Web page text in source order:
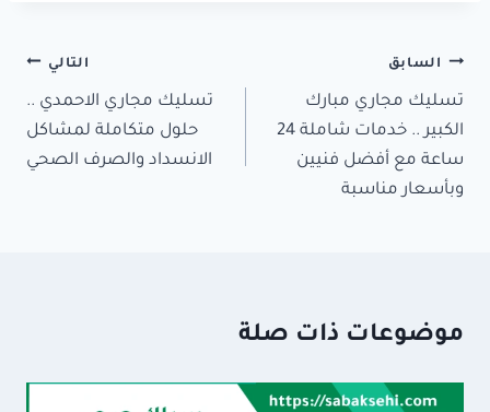
تصفّح
المقالات
السابق
تسليك مجاري مبارك
الكبير .. خدمات شاملة 24
ساعة مع أفضل فنيين
وبأسعار مناسبة
التالي
تسليك مجاري الاحمدي ..
حلول متكاملة لمشاكل
الانسداد والصرف الصحي
موضوعات ذات صلة